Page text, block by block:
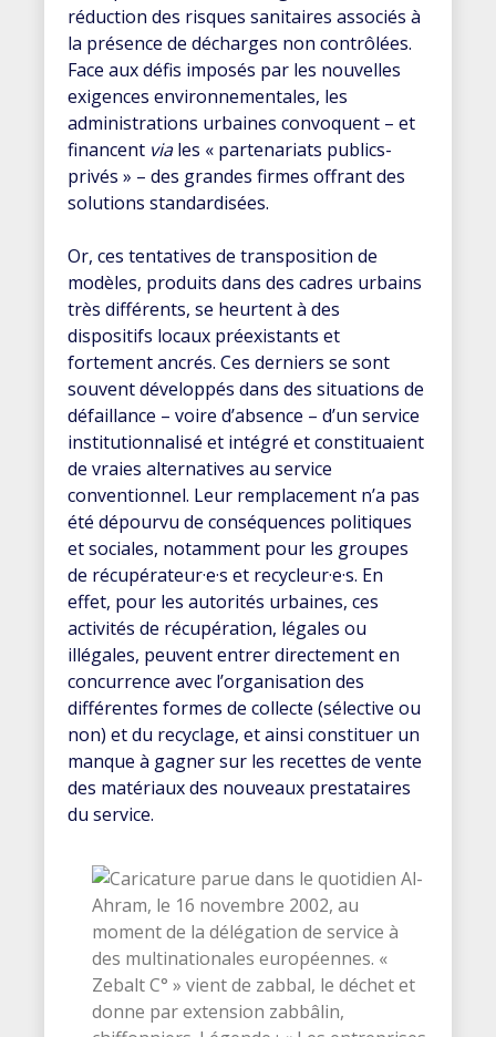
réduction des risques sanitaires associés à
la présence de décharges non contrôlées.
Face aux défis imposés par les nouvelles
exigences environnementales, les
administrations urbaines convoquent – et
financent viales « partenariats publics-
privés » – des grandes firmes offrant des
solutions standardisées.
Or, ces tentatives de transposition de
modèles, produits dans des cadres urbains
très différents, se heurtent à des
dispositifs locaux préexistants et
fortement ancrés. Ces derniers se sont
souvent développés dans des situations de
défaillance – voire d’absence – d’un service
institutionnalisé et intégré et constituaient
de vraies alternatives au service
conventionnel. Leur remplacement n’a pas
été dépourvu de conséquences politiques
et sociales, notamment pour les groupes
de récupérateur·e·s et recycleur·e·s. En
effet, pour les autorités urbaines, ces
activités de récupération, légales ou
illégales, peuvent entrer directement en
concurrence avec l’organisation des
différentes formes de collecte (sélective ou
non) et du recyclage, et ainsi constituer un
manque à gagner sur les recettes de vente
des matériaux des nouveaux prestataires
du service.